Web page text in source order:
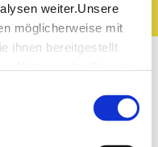
weiter.Unsere
möglicherweise mit
ihnen bereitgestellt
Show Map